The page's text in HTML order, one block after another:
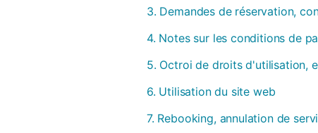
3. Demandes de réservation,
4. Notes sur les conditions de
5. Octroi de droits d'utilisation,
6. Utilisation du site web
7. Rebooking, annulation de